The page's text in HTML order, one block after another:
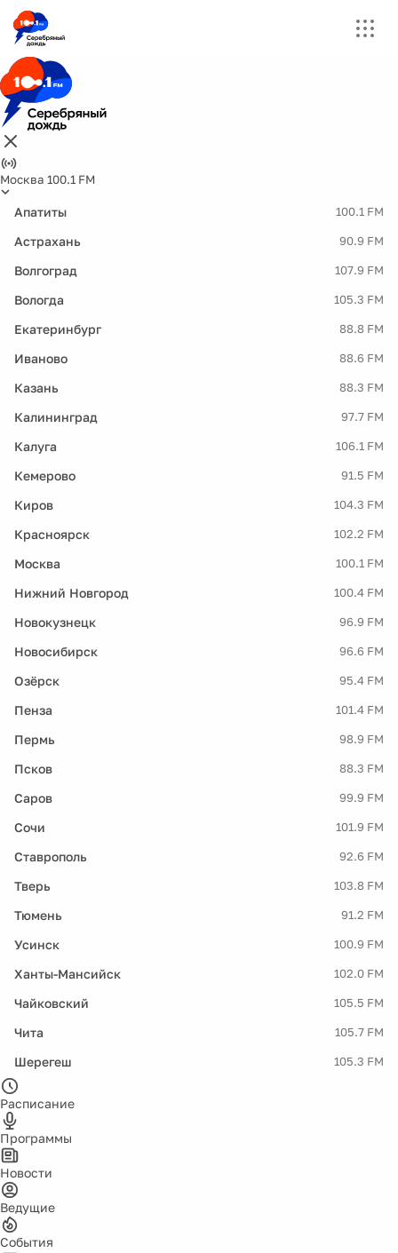
Москва 100.1 FM
Апатиты 100.1 FM
Астрахань 90.9 FM
Волгоград 107.9 FM
Вологда 105.3 FM
Екатеринбург 88.8 FM
Иваново 88.6 FM
Казань 88.3 FM
Калининград 97.7 FM
Калуга 106.1 FM
Кемерово 91.5 FM
Киров 104.3 FM
Красноярск 102.2 FM
Москва 100.1 FM
Нижний Новгород 100.4 FM
Новокузнецк 96.9 FM
Новосибирск 96.6 FM
Озёрск 95.4 FM
Пенза 101.4 FM
Пермь 98.9 FM
Псков 88.3 FM
Саров 99.9 FM
Сочи 101.9 FM
Ставрополь 92.6 FM
Тверь 103.8 FM
Тюмень 91.2 FM
Усинск 100.9 FM
Ханты-Мансийск 102.0 FM
Чайковский 105.5 FM
Чита 105.7 FM
Шерегеш 105.3 FM
Расписание
Программы
Новости
Ведущие
События